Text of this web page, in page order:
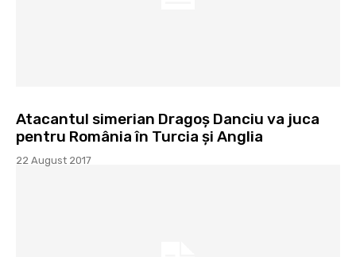
Atacantul simerian Dragoş Danciu va juca
pentru România în Turcia şi Anglia
22 August 2017